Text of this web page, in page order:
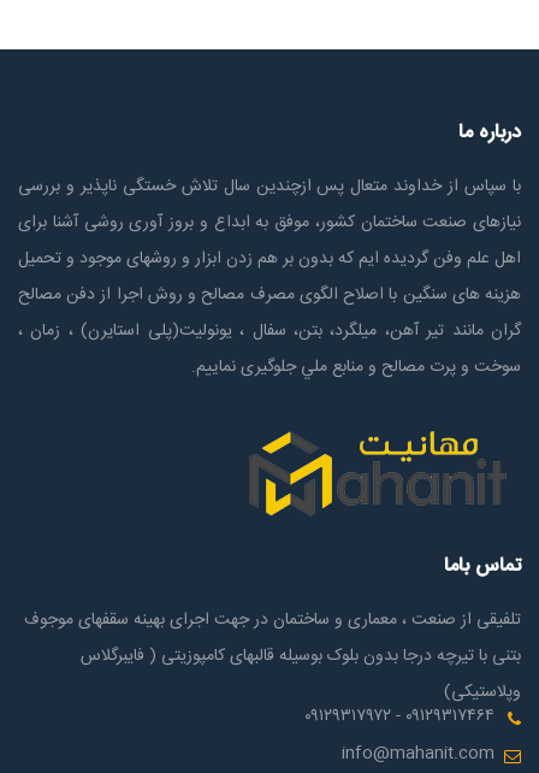
درباره ما
با سپاس از خداوند متعال پس ازچندين سال تلاش خستگی ناپذير و بررسی
نیازهای صنعت ساختمان كشور، موفق به ابداع و بروز آوری روشی آشنا برای
اهل علم وفن گردیده ایم که بدون بر هم زدن ابزار و روشهای موجود و تحمیل
هزینه های سنگین با اصلاح الگوی مصرف مصالح و روش اجرا از دفن مصالح
گران مانند تیر آهن، میلگرد، بتن، سفال ، یونولیت(پلی استايرن) ، زمان ،
سوخت و پرت مصالح و منابع ملي جلوگیری نماییم.
تماس باما
تلفیقی از صنعت ، معماری و ساختمان در جهت اجرای بهینه سقفهای موجوف
بتنی با تیرچه درجا بدون بلوک بوسیله قالبهای کامپوزیتی ( فایبرگلاس
وپلاستیکی)
۰۹۱۲۹۳۱۷۴۶۴ - ۰۹۱۲۹۳۱۷۹۷۲
info@mahanit.com